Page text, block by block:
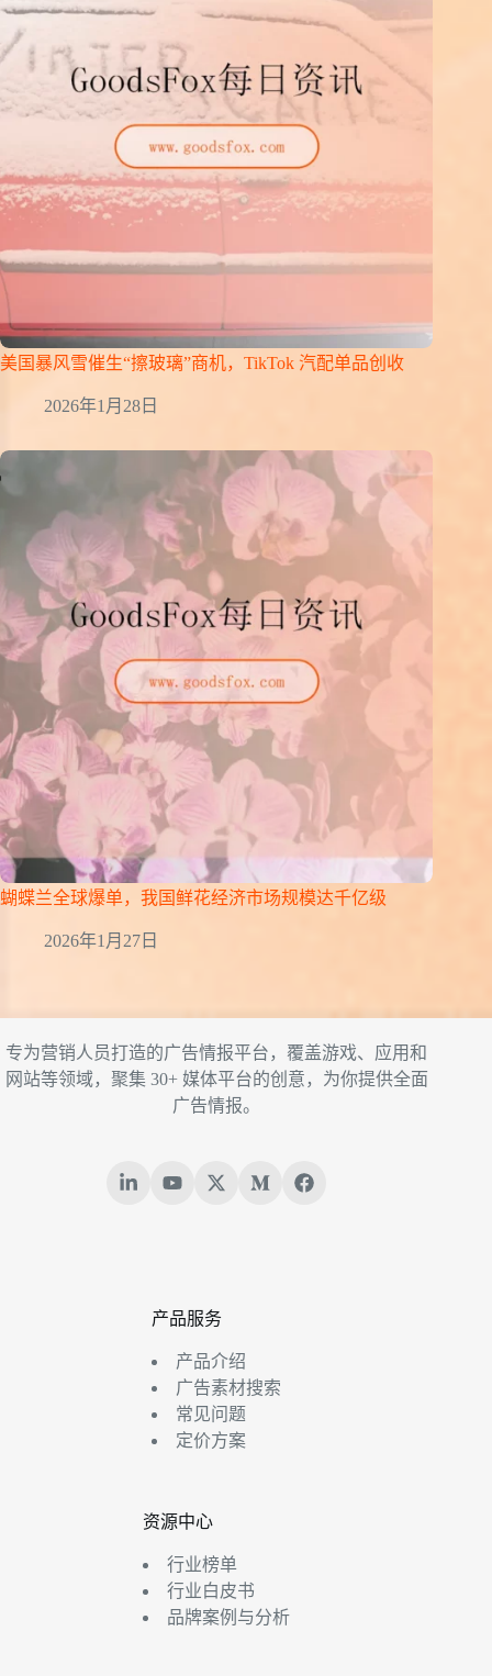
美国暴风雪催生“擦玻璃”商机，TikTok 汽配单品创收
2026年1月28日
蝴蝶兰全球爆单，我国鲜花经济市场规模达千亿级
2026年1月27日
专为营销人员打造的广告情报平台，覆盖游戏、应用和
网站等领域，聚集 30+ 媒体平台的创意，为你提供全面
广告情报。
产品服务
产品介绍
广告素材搜索
常见问题
定价方案
资源中心
行业榜单
行业白皮书
品牌案例与分析